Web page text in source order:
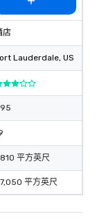
店
Lauderdale, US
平方英尺
平方英尺